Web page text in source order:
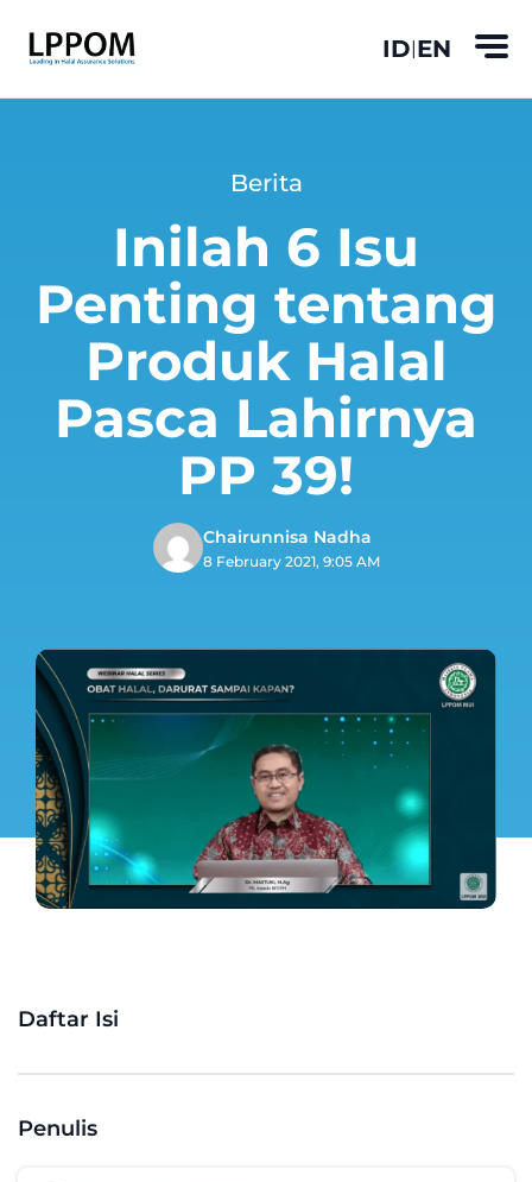
ID|EN
Berita
Inilah 6 Isu
Penting tentang
Produk Halal
Pasca Lahirnya
PP 39!
Chairunnisa Nadha
8 February 2021, 9:05 AM
Daftar Isi
Penulis